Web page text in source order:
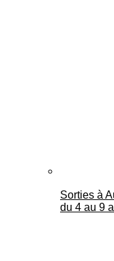
Sorties à
du 4 au 9